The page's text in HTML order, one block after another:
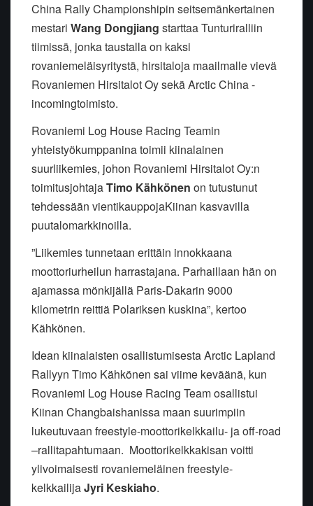
China Rally Championshipin seitsemänkertainen
mestari Wang Dongjiang starttaa Tunturiralliin
tiimissä, jonka taustalla on kaksi
rovaniemeläisyritystä, hirsitaloja maailmalle vievä
Rovaniemen Hirsitalot Oy sekä Arctic China -
incomingtoimisto.
Rovaniemi Log House Racing Teamin
yhteistyökumppanina toimii kiinalainen
suurliikemies, johon Rovaniemi Hirsitalot Oy:n
toimitusjohtajaTimo Kähkönen on tutustunut
tehdessään vientikauppojaKiinan kasvavilla
puutalomarkkinoilla.
”Liikemies tunnetaan erittäin innokkaana
moottoriurheilun harrastajana. Parhaillaan hän on
ajamassa mönkijällä Paris-Dakarin 9000
kilometrin reittiä Polariksen kuskina”, kertoo
Kähkönen.
Idean kiinalaisten osallistumisesta Arctic Lapland
Rallyyn Timo Kähkönen sai viime keväänä, kun
Rovaniemi Log House Racing Team osallistui
Kiinan Changbaishanissa maan suurimpiin
lukeutuvaan freestyle-moottorikelkkailu- ja off-road
–rallitapahtumaan. Moottorikelkkakisan voitti
ylivoimaisesti rovaniemeläinen freestyle-
kelkkailijaJyri Keskiaho.